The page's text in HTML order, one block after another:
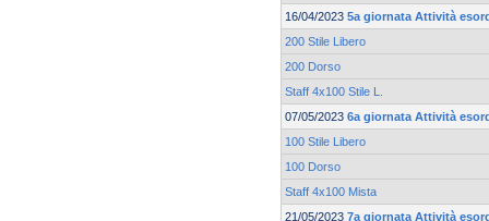
16/04/2023 5a giornata Attività
200 Stile Libero
200 Dorso
Staff 4x100 Stile L.
07/05/2023 6a giornata Attività
100 Stile Libero
100 Dorso
Staff 4x100 Mista
21/05/2023 7a giornata Attività